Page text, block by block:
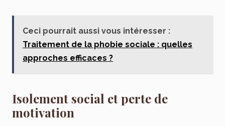
Ceci pourrait aussi vous intéresser :
Traitement de la phobie sociale : quelles
approches efficaces ?
Isolement social et perte de
motivation